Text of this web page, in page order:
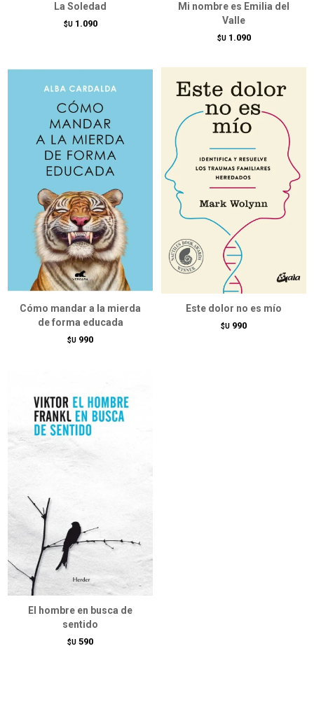
La Soledad
$U 1.090
Mi nombre es Emilia del
Valle
$U 1.090
Cómo mandar a la mierda
de forma educada
$U 990
Este dolor no es mío
$U 990
El hombre en busca de
sentido
$U 590